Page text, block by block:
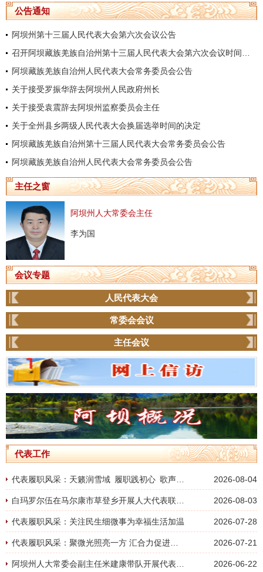
公告通知
阿坝州第十三届人民代表大会第六次会议公告
阿坝藏族羌族自治州人民代表大会常务委员会公告
关于接受罗振华辞去阿坝州人民政府州长
关于接受袁震辞去阿坝州监察委员会主任
关于全州县乡两级人民代表大会换届选举时间的决定
阿坝藏族羌族自治州第十三届人民代表大会常务委员会公告
阿坝藏族羌族自治州人民代表大会常务委员会公告
主任之窗
阿坝州人大常委会主任
李为国
会议专题
人民代表大会
常委会会议
主任会议
代表工作
2026-08-04
2026-08-03
代表履职风采：关注民生细微事为幸福生活加温 2026-07-28
2026-07-21
2026-06-22